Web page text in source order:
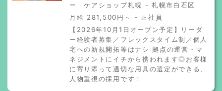
ー ケアショップ札幌 - 札幌市白石区
月給 281,500円～ - 正社員
【2026年10月1日オープン予定】リーダ
ー経験者募集／フレックスタイム制／個人
宅への新規開拓等はナシ 拠点の運営・マ
ネジメントにイチから携われます◎お客様
に寄り添って適切な用具の選定ができる、
人物重視の採用です！